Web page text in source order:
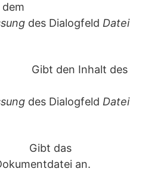
dem
des Dialogfeld Datei
den Inhalt des
des Dialogfeld Datei
das
an.